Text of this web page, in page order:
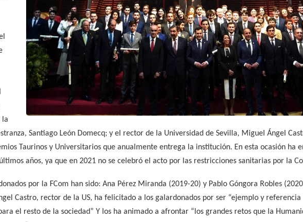
la
Santiago León Domecq; y el rector de la Universidad de Sevilla, Miguel Ángel
Taurinos y Universitarios que anualmente entrega la institución. En esta ocasión ha
años, ya que en 2021 no se celebró el acto por las restricciones sanitarias por la
por la FCom han sido: Ana Pérez Miranda (2019-20) y Pablo Góngora Robles
Castro, rector de la US, ha felicitado a los galardonados por ser “ejemplo y
el resto de la sociedad” Y los ha animado a afrontar “los grandes retos que la